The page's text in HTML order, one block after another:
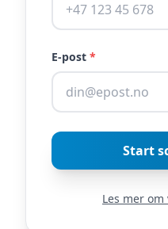
E-post *
Start
Les mer om